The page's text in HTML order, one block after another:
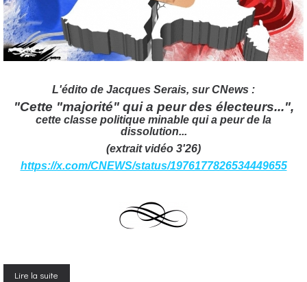
L'édito de Jacques Serais, sur CNews :
"Cette "majorité" qui a peur des électeurs...",
cette classe politique minable qui a peur de la
dissolution...
(extrait vidéo 3'26)
https://x.com/CNEWS/status/1976177826534449655
Lire la suite